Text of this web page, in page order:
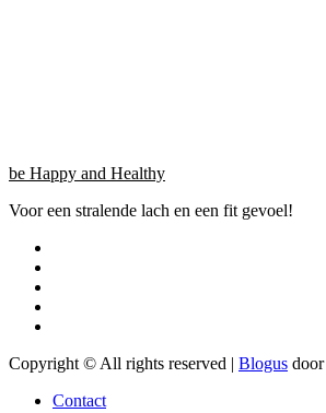
be Happy and Healthy
Voor een stralende lach en een fit gevoel!
Copyright © All rights reserved | Blogus door
Contact